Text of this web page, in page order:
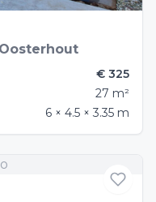
€ 325
27 m²
6 × 4.5 × 3.35 m